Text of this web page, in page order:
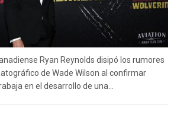
Ryan Reynolds disipó los rumores
de Wade Wilson al confirmar
en el desarrollo de una...